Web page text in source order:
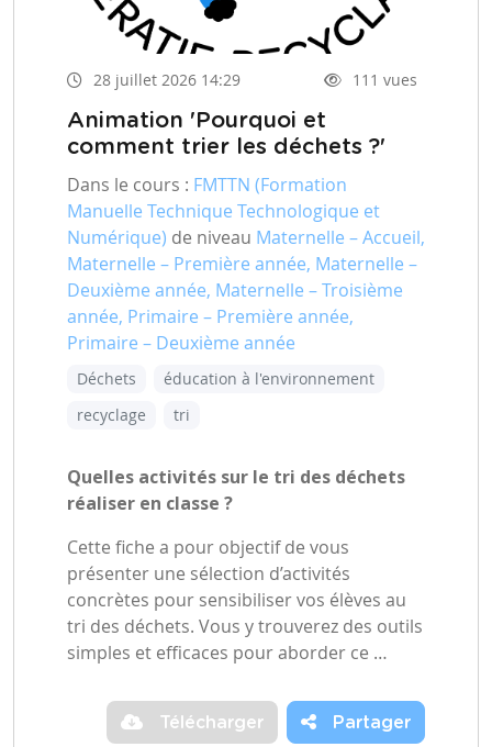
28 juillet 2026 14:29 111 vues
Animation 'Pourquoi et
comment trier les déchets ?'
Dans le cours : FMTTN (Formation
Manuelle Technique Technologique et
Numérique) de niveau Maternelle – Accueil,
Maternelle – Première année, Maternelle –
Deuxième année, Maternelle – Troisième
année, Primaire – Première année,
Primaire – Deuxième année
Déchets
éducation à l'environnement
recyclage
tri
Quelles activités sur le tri des déchets
réaliser en classe ?
Cette fiche a pour objectif de vous
présenter une sélection d’activités
concrètes pour sensibiliser vos élèves au
tri des déchets. Vous y trouverez des outils
simples et efficaces pour aborder ce …
Télécharger Partager